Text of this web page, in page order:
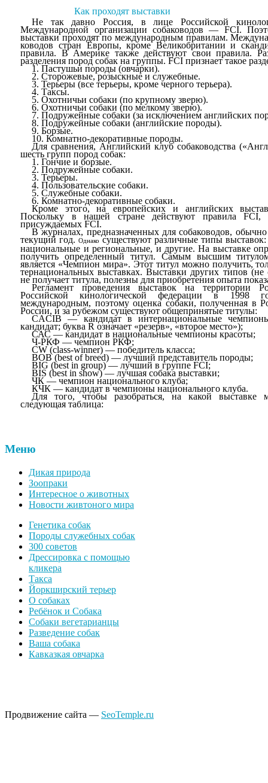
Как проходят выставки
Не так давно Россия, в лице Российской
Международной организации собаководов — FCI.
выставки проходят по между­народным правилам.
ководов стран Европы, кроме Великобритании и
правила. В Америке также действуют свои правила.
разделения пород со­бак на группы.FCI признает такое
1. Пастушьи породы (овчарки).
2. Сторожевые, розыскные и служебные.
3. Терьеры (все терьеры, кроме черного терьера).
4. Таксы.
5. Охотничьи собаки (по крупному зверю).
6. Охотничьи собаки (по мелкому зверю).
7. Подружейные собаки (за исключением английских
8. Подружейные собаки (английские породы).
9. Борзые.
10. Комнатно-декоративные породы.
Для сравнения, Английский клуб собаководства
шесть групп пород собак:
1. Гончие и борзые.
2. Подружейные собаки.
3. Терьеры.
4. Пользовательские собаки.
5. Служебные собаки.
6. Комнатно-декоративные собаки.
Кроме этого, на европейских и английских
Поскольку в нашей стране действуют правилаFCI,
присуждаемыхFCI.
В журналах, предназначенных для собаководов,
текущий год.Однако существуют раз­личные типы
нацио­нальные и региональные, и другие. На выставке
получить определенный титул. Самым высшим
является «Чемпион мира». Этот титул можно получить,
тернациональных выставках. Выставки других типов (не
не получает титула, полезны для приобретения опыта
Регламент проведения выставок на территории
Российской кинологической федерации в 1998
международным, поэтому оценка собаки, полученная в
России, и за рубе­жом существуют общепринятые титулы:
CACIB — кандидат в интернациональные
кандидат; букваR означает «резерв», «второе место»);
САС — кандидат в национальные чемпионы красоты;
Ч-РКФ — чемпион РКФ;
CW (class-winner)— победитель класса;
BOB (best of breed)— лучший представитель породы;
BIG (best in group) —лучший в группе FCI;
BIS (best in show)— лучшая собака выставки;
ЧК — чемпион национального клуба;
КЧК — кандидат в чемпионы национального клуба.
Для того, чтобы разобраться, на какой выставке
следующая таблица:
Меню
Дикая природа
Зоопраки
Интересное о животных
Новости живтоного мира
Генетика собак
Породы служебных собак
300 советов
Дрессировка с помощью
кликера
Такса
Йоркширский терьер
О собаках
Ребёнок и Собака
Собаки вегетарианцы
Разведение собак
Ваша собака
Кавказкая овчарка
Продвижение сайта — SeoTemple.ru